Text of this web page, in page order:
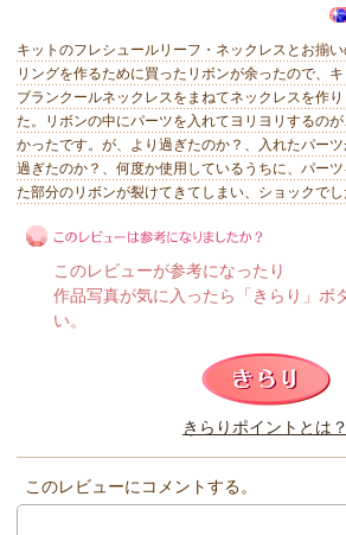
キットのフレシュールリーフ・ネックレスとお揃い
リングを作るために買ったリボンが余ったので、
ブランクールネックレスをまねてネックレスを作り
た。リボンの中にパーツを入れてヨリヨリするのが
かったです。が、より過ぎたのか？、入れたパーツ
過ぎたのか？、何度か使用しているうちに、パー
た部分のリボンが裂けてきてしまい、ショックでし
このレビューは参考になりましたか？
このレビューが参考になったり
作品写真が気に入ったら「きらり」ボ
い。
きらりポイントとは？
このレビューにコメントする。